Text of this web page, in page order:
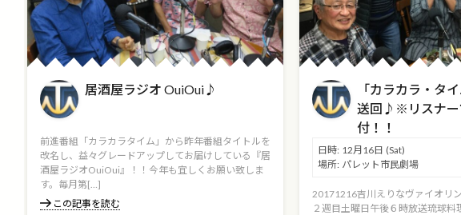
居酒屋ラジオ OuiOui♪
前進番組「カラカラタイム」から昨年番組タイトルを
改名し、益々グレードアップしてお届けしている『居
酒屋ラジオOuiOui』！！今年も宜しくお願い致しま
す。毎月第[…]
この記事を読む
「カラカラ・タ
送回♪※リスナー
付！！
日時: 12月16日 (Sat)
場所: パレット市民劇場
20171216吉川えりなヴァイオリ
２週目土曜日午後６時放送琉球料